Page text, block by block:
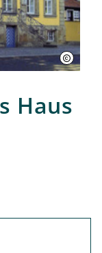
Haus